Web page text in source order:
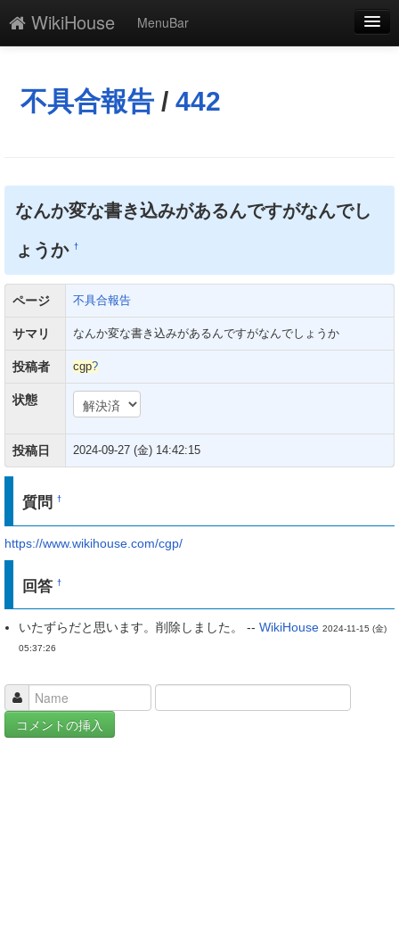
WikiHouse
MenuBar
添付
最終更新
単語検索
不具合報告 / 442
なんか変な書き込みがあるんですがなんでし
ょうか†
ページ 不具合報告
サマリ なんか変な書き込みがあるんですがなんでしょうか
投稿者 cgp?
状態
投稿日 2024-09-27 (金) 14:42:15
質問†
https://www.wikihouse.com/cgp/
回答†
いたずらだと思います。削除しました。 -- WikiHouse 2024-11-15 (金)
05:37:26